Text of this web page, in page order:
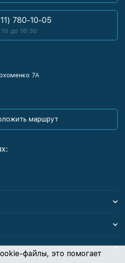
файлы, это помогает
780-10-05
10 до 16:30
7А
маршрут